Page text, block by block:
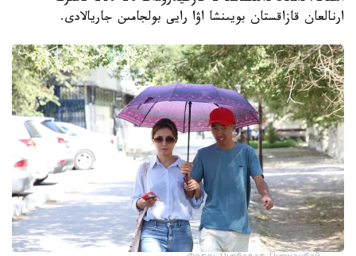
ارنالعان قازاقستان بويىنشا اۋا رايى بولجامىن جاريالادى.